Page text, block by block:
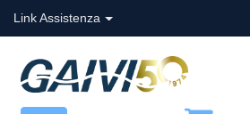
Link Assistenza